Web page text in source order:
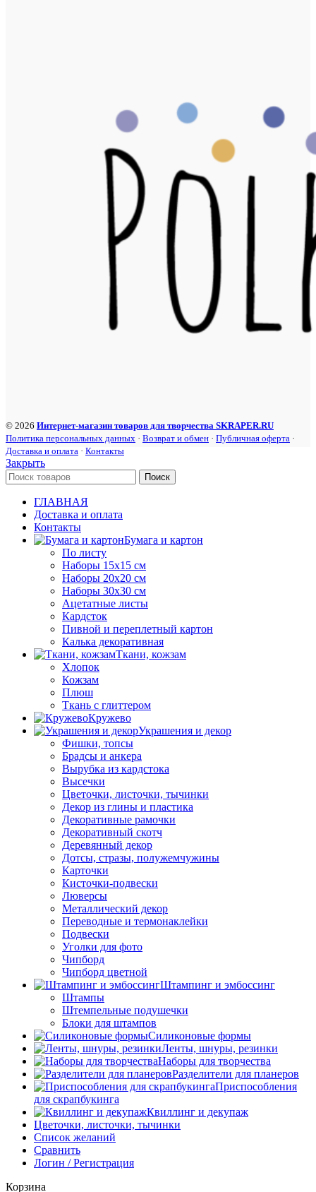
© 2026 Интернет-магазин товаров для творчества SKRAPER.RU
Политика персональных данных · Возврат и обмен · Публичная оферта ·
Доставка и оплата · Контакты
Закрыть
Поиск
ГЛАВНАЯ
Доставка и оплата
Контакты
Бумага и картон
По листу
Наборы 15х15 см
Наборы 20х20 см
Наборы 30х30 см
Ацетатные листы
Кардсток
Пивной и переплетный картон
Калька декоративная
Ткани, кожзам
Хлопок
Кожзам
Плюш
Ткань с глиттером
Кружево
Украшения и декор
Фишки, топсы
Брадсы и анкера
Вырубка из кардстока
Высечки
Цветочки, листочки, тычинки
Декор из глины и пластика
Декоративные рамочки
Декоративный скотч
Деревянный декор
Дотсы, стразы, полужемчужины
Карточки
Кисточки-подвески
Люверсы
Металлический декор
Переводные и термонаклейки
Подвески
Уголки для фото
Чипборд
Чипборд цветной
Штампинг и эмбоссинг
Штампы
Штемпельные подушечки
Блоки для штампов
Силиконовые формы
Ленты, шнуры, резинки
Наборы для творчества
Разделители для планеров
Приспособления
для скрапбукинга
Квиллинг и декупаж
Цветочки, листочки, тычинки
Список желаний
Сравнить
Логин / Регистрация
Корзина